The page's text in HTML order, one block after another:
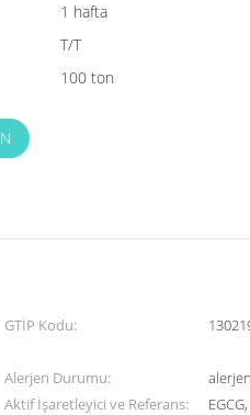
1 hafta
T/T
100 ton
GTİP Kodu:
Alerjen Durumu:
Aktif İşaretleyici ve Referans: